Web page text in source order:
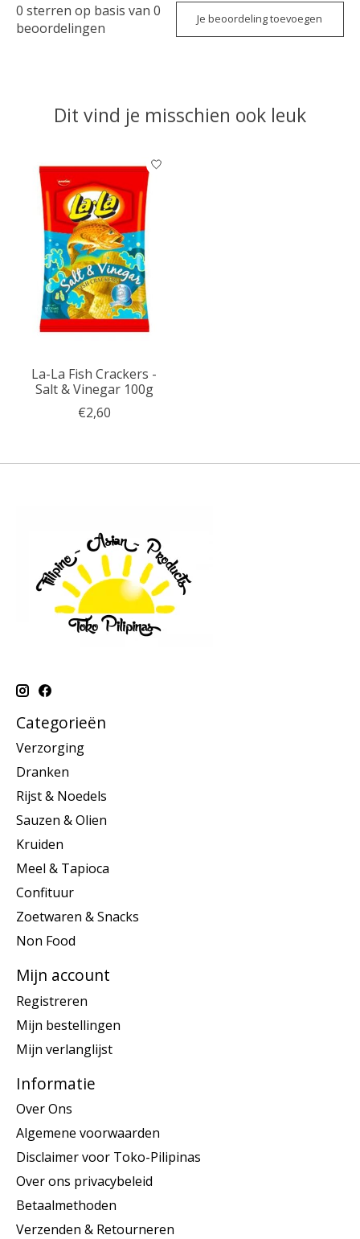
0 sterren op basis van 0
beoordelingen
Je beoordeling toevoegen
Dit vind je misschien ook leuk
Items van productcarrousel
La-La Fish Crackers -
Salt & Vinegar 100g
€2,60
Categorieën
Verzorging
Dranken
Rijst & Noedels
Sauzen & Olien
Kruiden
Meel & Tapioca
Confituur
Zoetwaren & Snacks
Non Food
Mijn account
Registreren
Mijn bestellingen
Mijn verlanglijst
Informatie
Over Ons
Algemene voorwaarden
Disclaimer voor Toko-Pilipinas
Over ons privacybeleid
Betaalmethoden
Verzenden & Retourneren